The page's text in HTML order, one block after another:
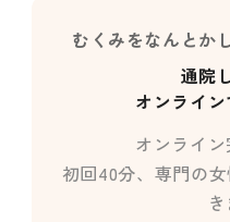
むくみをなんとか
通院
オンライ
オンライ
初回40分、専門の
き